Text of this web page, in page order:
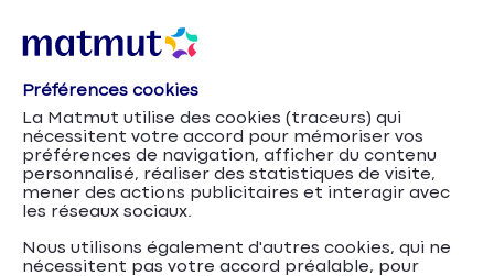
ligne
Les réseaux de partenaires de la Mutuelle
Ociane Matmut
Les réseaux de
partenaires de la
Préférences cookies
La Matmut utilise des cookies (traceurs) qui
nécessitent votre accord pour mémoriser vos
préférences de navigation, afficher du contenu
personnalisé, réaliser des statistiques de visite,
mener des actions publicitaires et interagir avec
les réseaux sociaux.
Nous utilisons également d'autres cookies, qui ne
nécessitent pas votre accord préalable, pour